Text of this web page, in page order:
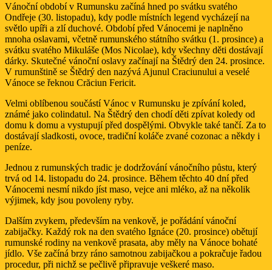
Vánoční období v Rumunsku začíná hned po svátku svatého
Ondřeje (30. listopadu), kdy podle místních legend vycházejí na
světlo upíři a zlí duchové. Období před Vánocemi je naplněno
mnoha oslavami, včetně rumunského státního svátku (1. prosince) a
svátku svatého Mikuláše (Mos Nicolae), kdy všechny děti dostávají
dárky. Skutečné vánoční oslavy začínají na Štědrý den 24. prosince.
V rumunštině se Štědrý den nazývá Ajunul Craciunului a veselé
Vánoce se řeknou Crăciun Fericit.
Velmi oblíbenou součástí Vánoc v Rumunsku je zpívání koled,
známé jako colindatul. Na Štědrý den chodí děti zpívat koledy od
domu k domu a vystupují před dospělými. Obvykle také tančí. Za to
dostávají sladkosti, ovoce, tradiční koláče zvané cozonac a někdy i
peníze.
Jednou z rumunských tradic je dodržování vánočního půstu, který
trvá od 14. listopadu do 24. prosince. Během těchto 40 dní před
Vánocemi nesmí nikdo jíst maso, vejce ani mléko, až na několik
výjimek, kdy jsou povoleny ryby.
Dalším zvykem, především na venkově, je pořádání vánoční
zabijačky. Každý rok na den svatého Ignáce (20. prosince) obětují
rumunské rodiny na venkově prasata, aby měly na Vánoce bohaté
jídlo. Vše začíná brzy ráno samotnou zabijačkou a pokračuje řadou
procedur, při nichž se pečlivě připravuje veškeré maso.